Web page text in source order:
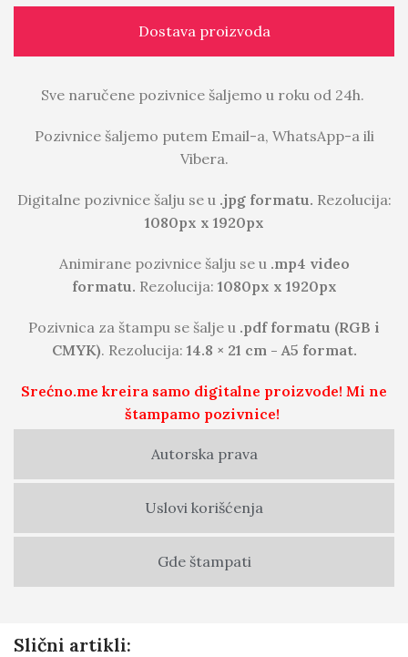
Dostava proizvoda
Autorska prava
Uslovi korišćenja
Gde štampati
Sve naručene pozivnice šaljemo u roku od 24h.
Pozivnice šaljemo putem Email-a, WhatsApp-a ili
Vibera.
Digitalne pozivnice šalju se u .jpg formatu. Rezolucija:
1080px x 1920px
Animirane pozivnice šalju se u .mp4 video
formatu. Rezolucija: 1080px x 1920px
Pozivnica za štampu se šalje u .pdf formatu (RGB i
CMYK). Rezolucija: 14.8 × 21 cm - A5 format.
Srećno.me kreira samo digitalne proizvode! Mi ne
štampamo pozivnice!
Slični artikli: